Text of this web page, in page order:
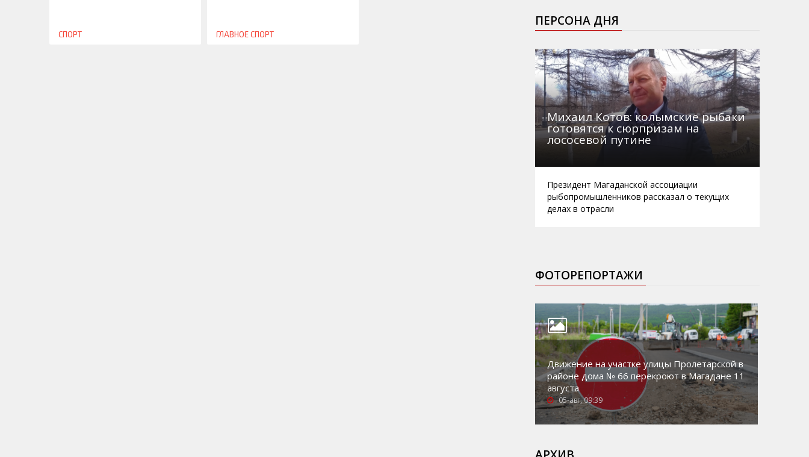
СПОРТ ГЛАВНОЕ СПОРТ
ПЕРСОНА ДНЯ
Михаил Котов: колымские рыбаки
готовятся к сюрпризам на
лососевой путине
Президент Магаданской ассоциации
рыбопромышленников рассказал о текущих
делах в отрасли
ФОТОРЕПОРТАЖИ
Движение на участке улицы Пролетарской в
районе дома № 66 перекроют в Магадане 11
августа
05-авг, 09:39